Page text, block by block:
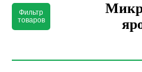
Фильтр
товаров